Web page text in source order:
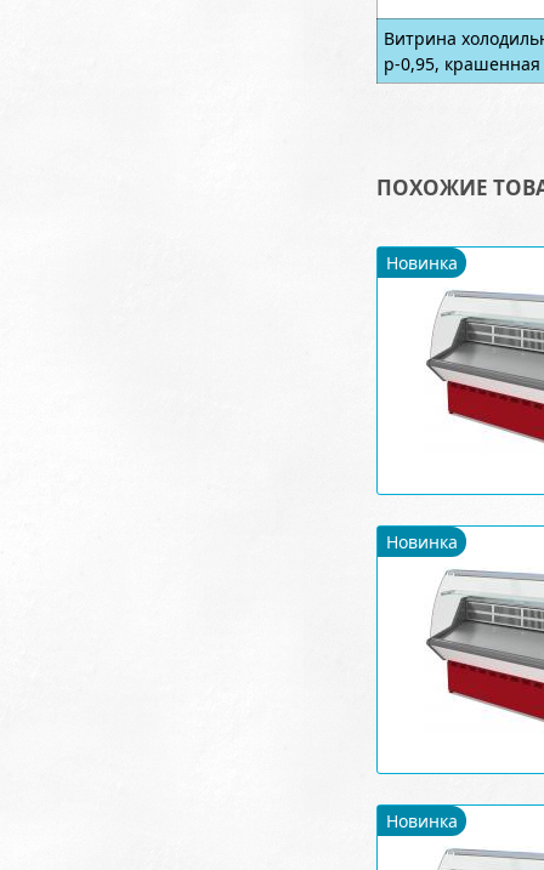
Витрина
p-0,95, крашенная
ПОХОЖИЕ
Новинка
Новинка
Новинка